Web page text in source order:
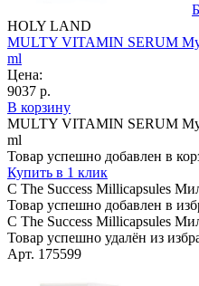
HOLY LAND
MULTY VITAMIN SERUM
ml
Цена:
9037 р.
В корзину
MULTY VITAMIN SERUM
ml
Товар успешно добавлен в
Купить в 1 клик
C The Success Millicapsules
Товар успешно добавлен в
C The Success Millicapsules
Товар успешно удалён из
Арт. 175599